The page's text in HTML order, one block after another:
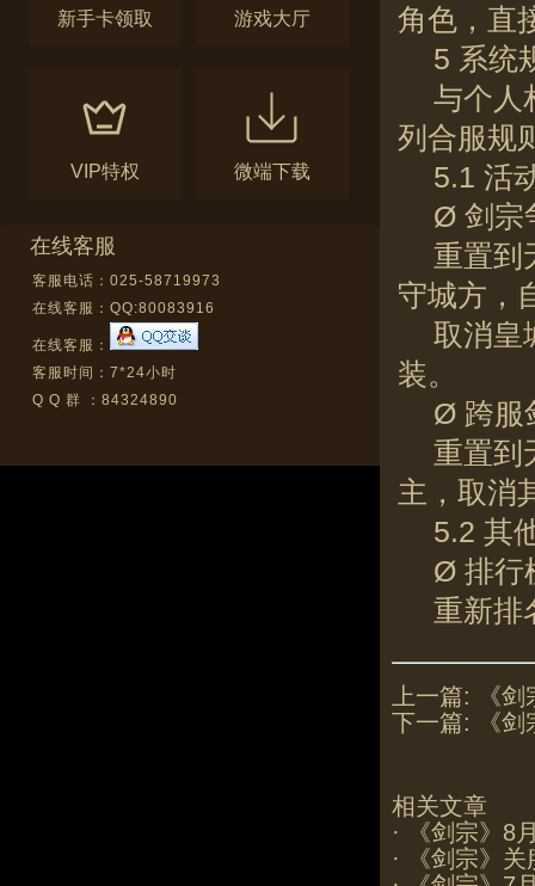
新手卡领取 游戏大厅
VIP特权 微端下载
在线客服
客服电话：025-58719973
在线客服： QQ:80083916
在线客服：
客服时间：7*24小时
Q Q 群 ：84324890
角色，直
5 系统
与个人
列合服规
5.1 活
Ø 剑宗
重置到
守城方，
取消皇
装。
Ø 跨服
重置到
主，取消
5.2 其
Ø 排行
重新排
上一篇:
《
下一篇:
《
相关文章
·
《剑宗》8
·
《剑宗》